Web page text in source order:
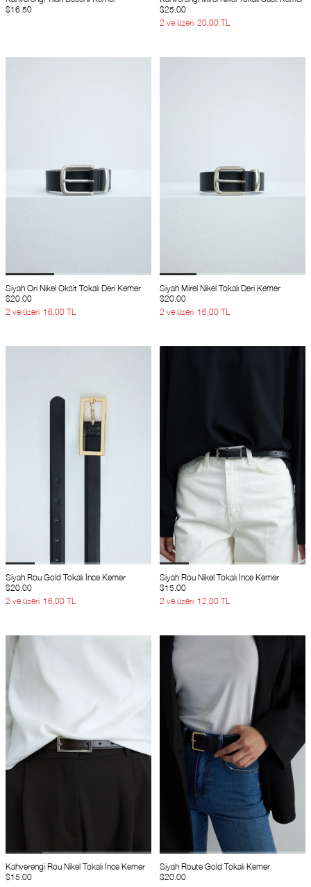
$16.50
$25.00
2 ve üzeri 20,00 TL
Siyah Ori Nikel Oksit Tokalı Deri Kemer
$20.00
2 ve üzeri 16,00 TL
Siyah Mirel Nikel Tokalı Deri Kemer
$20.00
2 ve üzeri 16,00 TL
Siyah Rou Gold Tokalı İnce Kemer
$20.00
2 ve üzeri 16,00 TL
Siyah Rou Nikel Tokalı İnce Kemer
$15.00
2 ve üzeri 12,00 TL
Kahverengi Rou Nikel Tokalı İnce Kemer
$15.00
Siyah Route Gold Tokalı Kemer
$20.00